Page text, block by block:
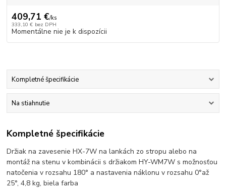
409,71 €/ks
333,10 € bez DPH
Momentálne nie je k dispozícii
Kompletné špecifikácie
Na stiahnutie
Kompletné špecifikácie
Držiak na zavesenie HX-7W na lankách zo stropu alebo na
montáž na stenu v kombinácii s držiakom HY-WM7W s možnosťou
natočenia v rozsahu 180° a nastavenia náklonu v rozsahu 0°až
25°, 4,8 kg, biela farba